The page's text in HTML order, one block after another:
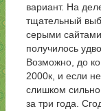
вариант. На
тщательный
серыми
получилось
Возможно, до
2000к, и если
слишком
за три года.